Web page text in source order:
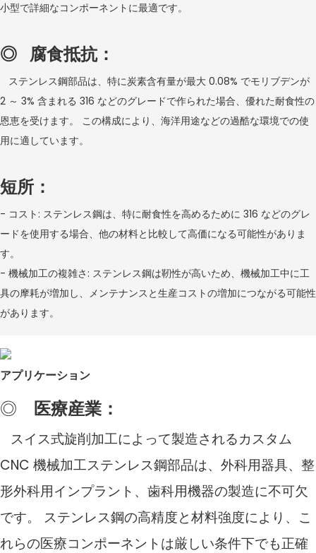
小型で詳細なコンポーネントに最適です。
◎ 腐食抵抗：
ステンレス鋼部品は、特に炭素含有量が最大 0.08% でモリブデンが
2 ～ 3% 含まれる 316 などのグレードで作られた場合、優れた耐食性の
恩恵を受けます。 この構成により、海洋用途などの過酷な環境での使
用に適しています。
短所：
- コスト: ステンレス鋼は、特に耐食性を高めるために 316 などのグレ
ードを使用する場合、他の材料と比較して高価になる可能性がありま
す。
- 機械加工の複雑さ: ステンレス鋼は靭性が高いため、機械加工中に工
具の摩耗が増加し、メンテナンスと生産コストの増加につながる可能性
があります。
アプリケーション
◎ 医療産業：
スイス式旋削加工によって製造されるカスタム
CNC 機械加工ステンレス鋼部品は、外科用器具、整
形外科用インプラント、歯科用機器の製造に不可欠
です。 ステンレス鋼の高精度と材料強度により、こ
れらの医療コンポーネントは厳しい条件下でも正確